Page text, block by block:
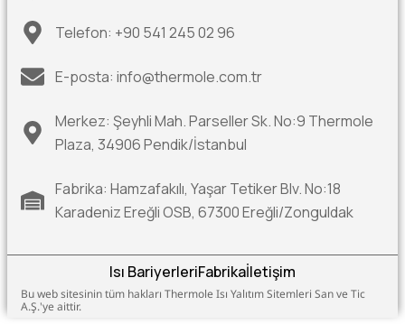
Telefon: +90 541 245 02 96
E-posta: info@thermole.com.tr
Merkez: Şeyhli Mah. Parseller Sk. No:9 Thermole
Plaza, 34906 Pendik/İstanbul
Fabrika: Hamzafakılı, Yaşar Tetiker Blv. No:18
Karadeniz Ereğli OSB, 67300 Ereğli/Zonguldak
Bu web sitesinin tüm hakları Thermole Isı Yalıtım Sitemleri San ve Tic
A.Ş.'ye aittir.
Isı BariyerleriFabrikaİletişim